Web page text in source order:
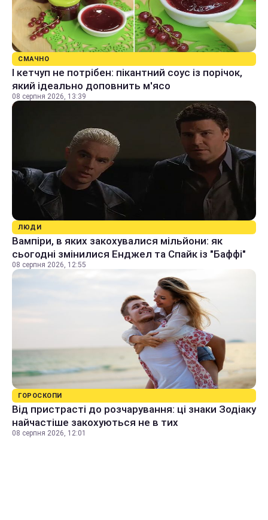
СМАЧНО
І кетчуп не потрібен: пікантний соус із порічок,
який ідеально доповнить м'ясо
08 серпня 2026, 13:39
ЛЮДИ
Вампіри, в яких закохувалися мільйони: як
сьогодні змінилися Енджел та Спайк із "Баффі"
08 серпня 2026, 12:55
ГОРОСКОПИ
Від пристрасті до розчарування: ці знаки Зодіаку
найчастіше закохуються не в тих
08 серпня 2026, 12:01